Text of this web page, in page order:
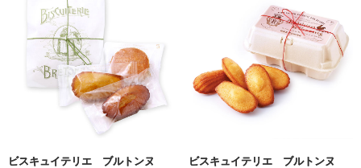
ビスキュイテリエ ブルトンヌ
ビスキュイテリエ ブルトンヌ